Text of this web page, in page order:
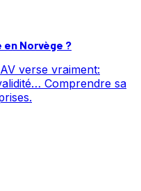
en Norvège ?
verse vraiment:
Comprendre sa